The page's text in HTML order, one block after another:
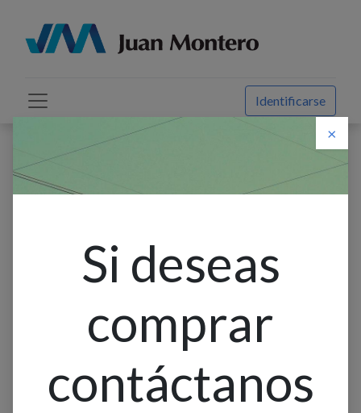
Identificarse
×
Si deseas
comprar
contáctanos
Todos los productos